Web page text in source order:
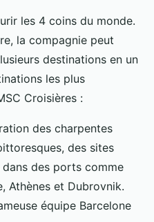
les 4 coins du monde.
la compagnie peut
destinations en un
les plus
Croisières :
des charpentes
des sites
des ports comme
Athènes et Dubrovnik.
équipe Barcelone